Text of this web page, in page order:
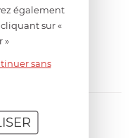
également
sur «
»
sans